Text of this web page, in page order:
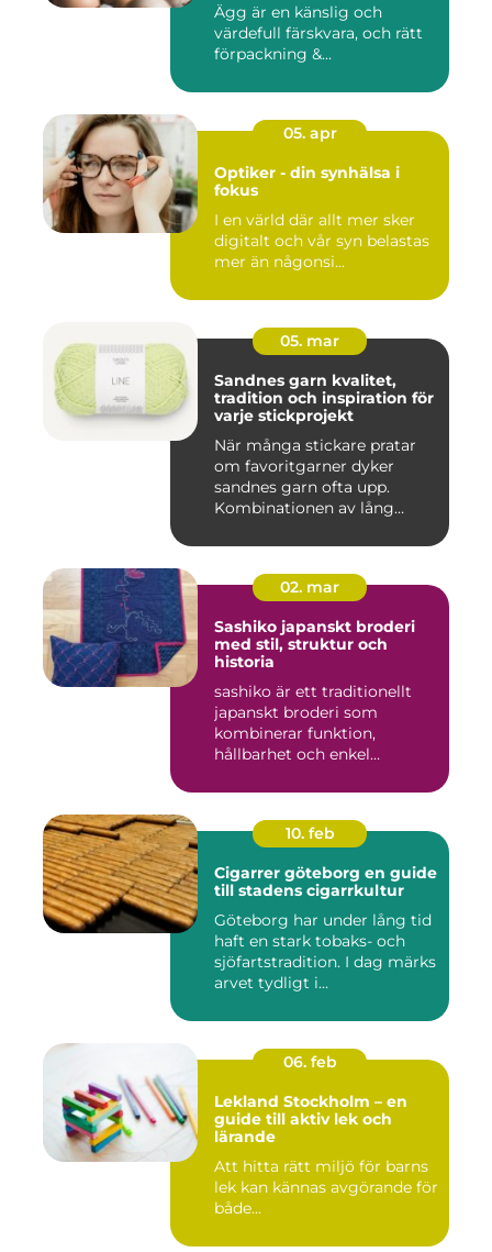
Ägg är en känslig och
värdefull färskvara, och rätt
förpackning &...
05. apr
Optiker - din synhälsa i
fokus
I en värld där allt mer sker
digitalt och vår syn belastas
mer än någonsi...
05. mar
Sandnes garn kvalitet,
tradition och inspiration för
varje stickprojekt
När många stickare pratar
om favoritgarner dyker
sandnes garn ofta upp.
Kombinationen av lång
02. mar
Sashiko japanskt broderi
med stil, struktur och
historia
sashiko är ett traditionellt
japanskt broderi som
kombinerar funktion,
hållbarhet och enkel
10. feb
Cigarrer göteborg en guide
till stadens cigarrkultur
Göteborg har under lång tid
haft en stark tobaks- och
sjöfartstradition. I dag märks
arvet tydligt i...
06. feb
Lekland Stockholm – en
guide till aktiv lek och
lärande
Att hitta rätt miljö för barns
lek kan kännas avgörande för
både...